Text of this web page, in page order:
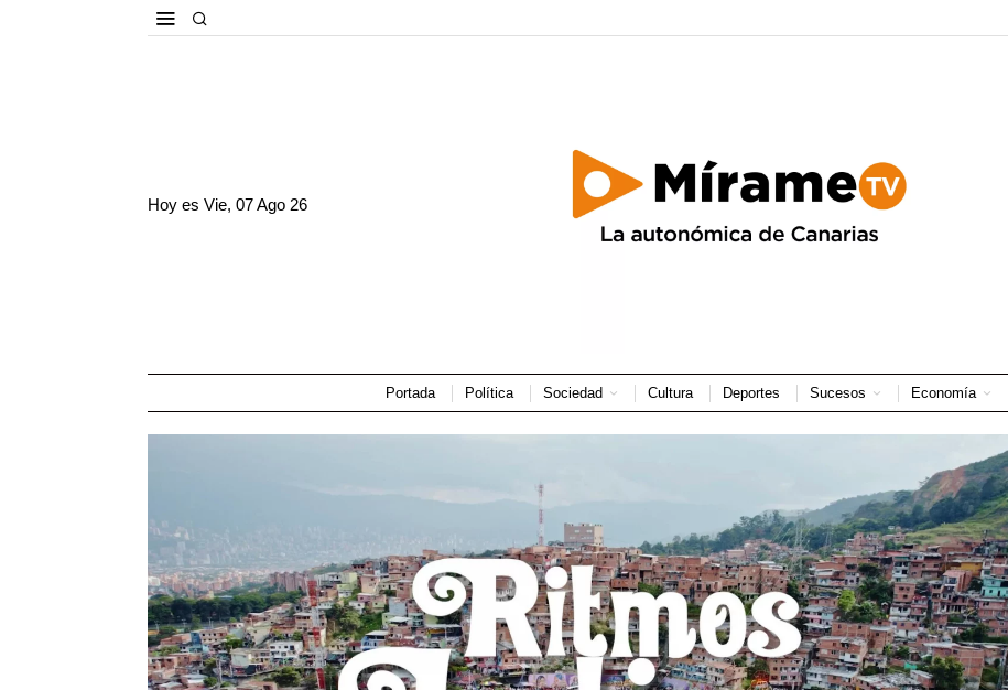
Hoy esVie, 07 Ago 26
Portada Política Sociedad Cultura Deportes Sucesos Economía